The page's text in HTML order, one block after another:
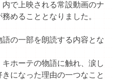
で上映される常設動画のナ
めることとなりました。
の一部を朗読する内容とな
ホーテの物語に触れ、涙し
になった理由の一つなこと